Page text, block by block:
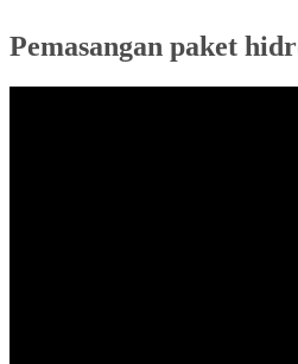
Pemasangan paket